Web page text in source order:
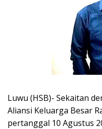
Luwu (HSB)- Sekaitan
Aliansi Keluarga Besar
pertanggal 10 Agustus